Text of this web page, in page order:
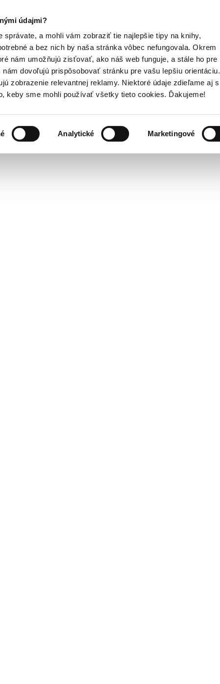
údajmi?
správate, a mohli vám zobraziť tie najlepšie tipy na knihy,
a bez nich by naša stránka vôbec nefungovala. Okrem
nám umožňujú zisťovať, ako náš web funguje, a stále ho pre
dovoľujú prispôsobovať stránku pre vašu lepšiu orientáciu.
zobrazenie relevantnej reklamy. Niektoré údaje zdieľame aj s
keby sme mohli používať všetky tieto cookies. Ďakujeme!
Analytické Marketingové